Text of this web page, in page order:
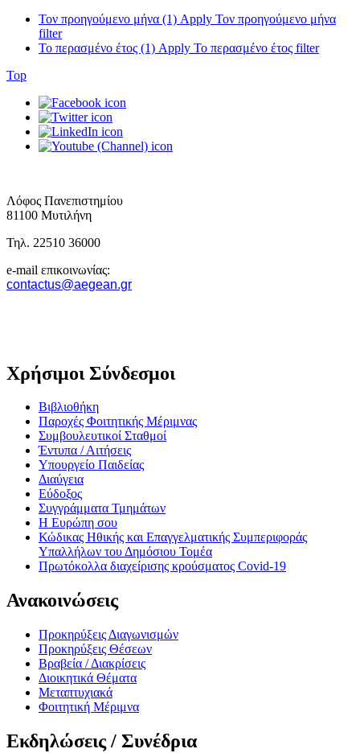
Τον προηγούμενο μήνα (1) Apply Τον προηγούμενο μήνα
filter
Το περασμένο έτος (1) Apply Το περασμένο έτος filter
Top
Λόφος Πανεπιστημίου
81100 Μυτιλήνη
Τηλ. 22510 36000
e-mail επικοινωνίας:
contactus@aegean.gr
Χρήσιμοι Σύνδεσμοι
Βιβλιοθήκη
Παροχές Φοιτητικής Μέριμνας
Συμβουλευτικοί Σταθμοί
Έντυπα / Αιτήσεις
Υπουργείο Παιδείας
Διαύγεια
Εύδοξος
Συγγράμματα Τμημάτων
Η Ευρώπη σου
Κώδικας Ηθικής και Επαγγελματικής Συμπεριφοράς
Υπαλλήλων του Δημόσιου Τομέα
Πρωτόκολλα διαχείρισης κρούσματος Covid-19
Ανακοινώσεις
Προκηρύξεις Διαγωνισμών
Προκηρύξεις Θέσεων
Βραβεία / Διακρίσεις
Διοικητικά Θέματα
Μεταπτυχιακά
Φοιτητική Μέριμνα
Εκδηλώσεις / Συνέδρια